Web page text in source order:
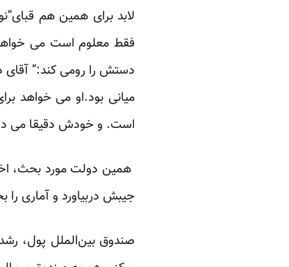
لابد برای همین هم
فقط معلوم است می خواهد
دستش را رومی کند:” آقای
است. و خودش دقیقا می
همین دولت مورد بحث،
جیبش دربیاورد و آماری را